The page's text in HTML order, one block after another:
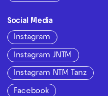
Social Media
Instagram
Instagram JNTM
Instagram NTM Tanz
Facebook